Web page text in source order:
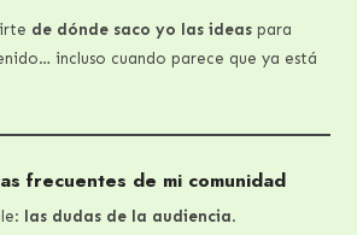
de dónde saco yo las ideas para
incluso cuando parece que ya está
frecuentes de mi comunidad
las dudas de la audiencia.